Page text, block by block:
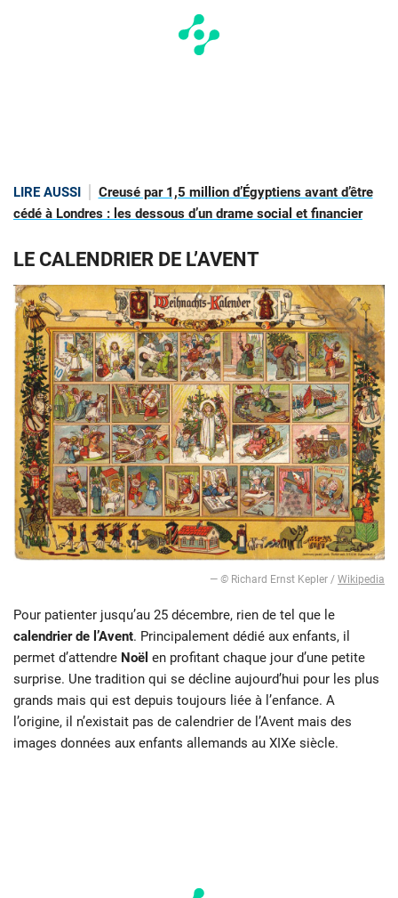
LIRE AUSSI
Creusé par 1,5 million d’Égyptiens avant d’être
cédé à Londres : les dessous d’un drame social et financier
LE CALENDRIER DE L’AVENT
— © Richard Ernst Kepler / Wikipedia
Pour patienter jusqu’au 25 décembre, rien de tel que le
calendrier de l’Avent. Principalement dédié aux enfants, il
permet d’attendre Noël en profitant chaque jour d’une petite
surprise. Une tradition qui se décline aujourd’hui pour les plus
grands mais qui est depuis toujours liée à l’enfance. A
l’origine, il n’existait pas de calendrier de l’Avent mais des
images données aux enfants allemands au XIXe siècle.